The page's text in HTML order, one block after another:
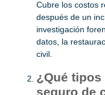
Cubre los costos
después de un
investigación
datos, la
civil.
¿Qué
seguro de